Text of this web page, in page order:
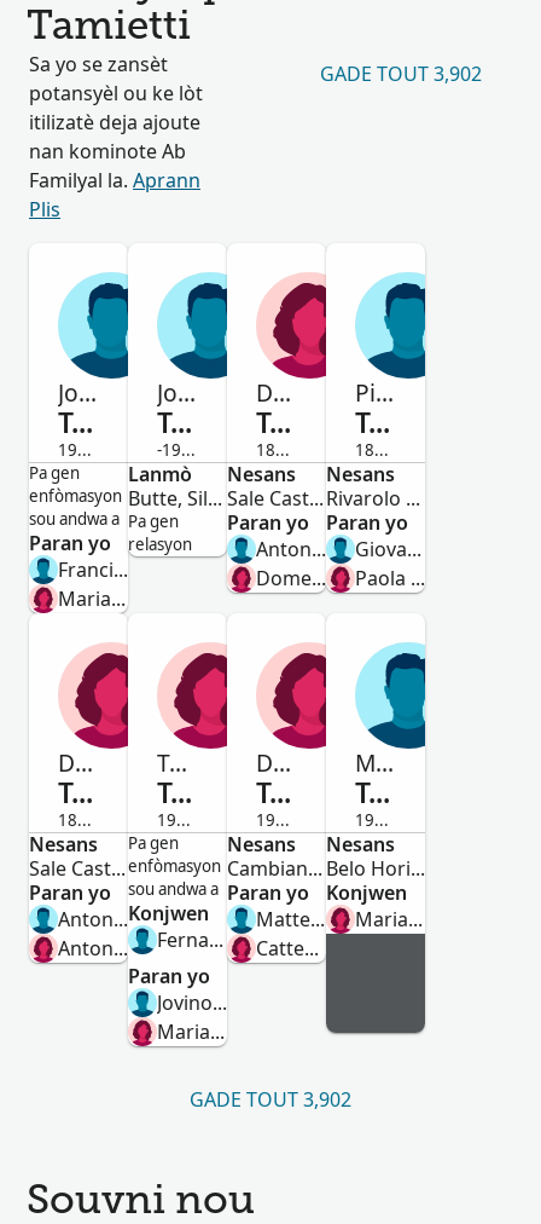
Tamietti
Sa yo se zansèt
potansyèl ou ke lòt
itilizatè deja ajoute
nan kominote Ab
Familyal la. Aprann
Plis
GADE TOUT 3,902
João
Tamietti
1946-1966
Gason
Pa gen
enfòmasyon
sou andwa a
Paran yo
Francisco Tamietti
Maria da Conceição Ayres
John Baptiste
Tamietti
-1932
Gason
Lanmò
Butte, Silver Bow, Montana, United States
Pa gen
relasyon
Domenica
Tamietti
1886-Desede
Fi
Nesans
Sale Castelnuovo, Torino, Piedmont, Italy
Paran yo
Antonio Pietro Tamietto
Domenica Pagliero
Pietro Giuseppe Giacomo
Tamietti
1888-Desede
Gason
Nesans
Rivarolo Canavese, Turin, Piedmont, Italy
Paran yo
Giovanni Antonio Tamietti
Paola Vota
Domenica Maria
Tamietti
1841-1844
Fi
Nesans
Sale Castelnuovo, Torino, Piemonte, Italy
Paran yo
Antonio Tamietti
Antonia Maria Croce
Terezinha
Tamietti
1930-2011
Fi
Pa gen
enfòmasyon
sou andwa a
Konjwen
Fernando Tamietti
Paran yo
Jovino Ricardo Dos Santos
Maria Da Conceição Fonseca
Domenica Maria
Tamietti
1912-Desede
Fi
Nesans
Cambiano, Torino, Piemonte, Italia
Paran yo
Matteo Tamietti
Catterina Cavaglià
Mario
Tamietti
1914-1986
Gason
Nesans
Belo Horizonte, Minas Gerais, Brasil
Konjwen
Maria Das Mercês Tamietti
GADE TOUT 3,902
Souvni nou